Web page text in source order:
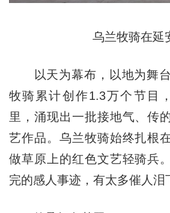
乌兰牧骑在延
以天为幕布，以地为舞台
牧骑累计创作1.3万个节目
里，涌现出一批接地气、传
艺作品。乌兰牧骑始终扎根
做草原上的红色文艺轻骑兵
完的感人事迹，有太多催人泪